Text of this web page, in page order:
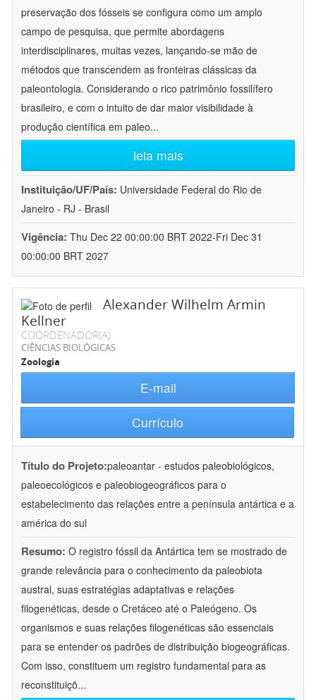
preservação dos fósseis se configura como um amplo
campo de pesquisa, que permite abordagens
interdisciplinares, muitas vezes, lançando-se mão de
métodos que transcendem as fronteiras clássicas da
paleontologia. Considerando o rico patrimônio fossilífero
brasileiro, e com o intuito de dar maior visibilidade à
produção científica em paleo...
leia mais
Instituição/UF/País: Universidade Federal do Rio de
Janeiro - RJ - Brasil
Vigência: Thu Dec 22 00:00:00 BRT 2022-Fri Dec 31
00:00:00 BRT 2027
Alexander Wilhelm Armin
Kellner
COORDENADOR(A)
CIÊNCIAS BIOLÓGICAS
Zoologia
E-mail
Currículo
Título do Projeto:paleoantar - estudos paleobiológicos,
paleoecológicos e paleobiogeográficos para o
estabelecimento das relações entre a península antártica e a
américa do sul
Resumo: O registro fóssil da Antártica tem se mostrado de
grande relevância para o conhecimento da paleobiota
austral, suas estratégias adaptativas e relações
filogenéticas, desde o Cretáceo até o Paleógeno. Os
organismos e suas relações filogenéticas são essenciais
para se entender os padrões de distribuição biogeográficas.
Com isso, constituem um registro fundamental para as
reconstituiçõ...